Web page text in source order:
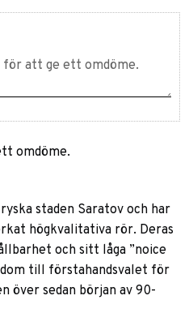
omdöme.
staden Saratov och har
högkvalitativa rör. Deras
och sitt låga ”noice
till förstahandsvalet för
över sedan början av 90-